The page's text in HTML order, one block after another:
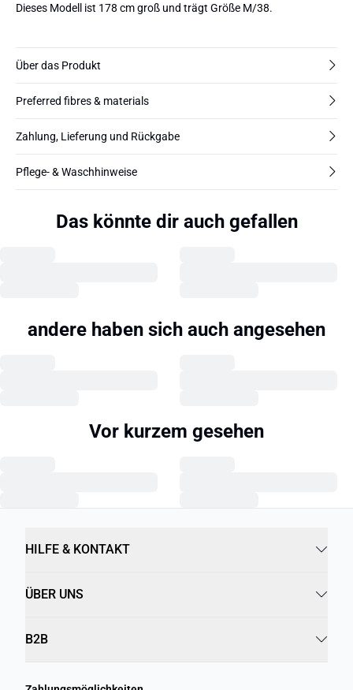
Dieses Modell ist 178 cm groß und trägt Größe M/38.
Über das Produkt
Preferred fibres & materials
Zahlung, Lieferung und Rückgabe
Pflege- & Waschhinweise
Das könnte dir auch gefallen
andere haben sich auch angesehen
Vor kurzem gesehen
HILFE & KONTAKT
ÜBER UNS
B2B